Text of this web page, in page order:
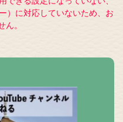
）に対応していないため、お
ん。